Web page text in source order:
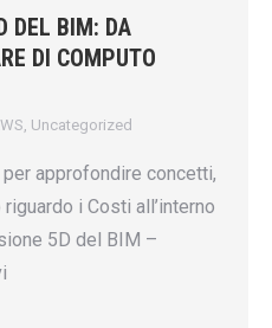
DEL BIM: DA
DI COMPUTO
Uncategorized
approfondire concetti,
i Costi all’interno
5D del BIM –